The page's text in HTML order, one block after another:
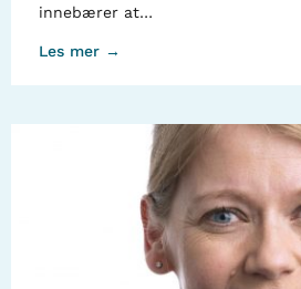
innebærer at…
Les mer →